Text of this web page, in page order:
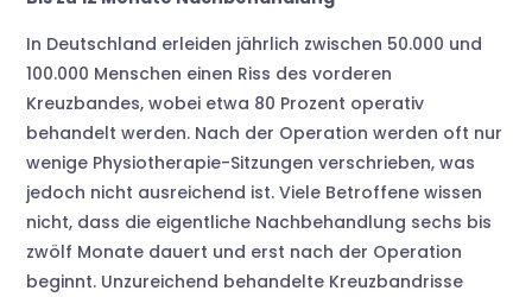
In Deutschland erleiden jährlich zwischen 50.000 und
100.000 Menschen einen Riss des vorderen
Kreuzbandes, wobei etwa 80 Prozent operativ
behandelt werden. Nach der Operation werden oft nur
wenige Physiotherapie-Sitzungen verschrieben, was
jedoch nicht ausreichend ist. Viele Betroffene wissen
nicht, dass die eigentliche Nachbehandlung sechs bis
zwölf Monate dauert und erst nach der Operation
beginnt. Unzureichend behandelte Kreuzbandrisse